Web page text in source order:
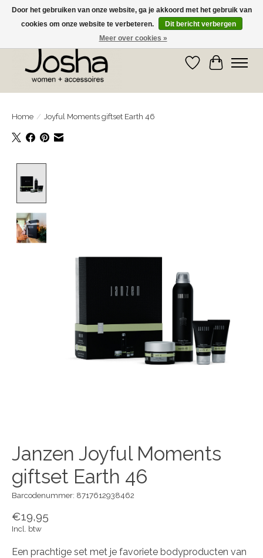
GRATIS OPHALEN IN DE WINKEL EN GRATIS VERZENDING VANAF € 75,00
Verlanglijst
Home / Joyful Moments giftset Earth 46
Janzen Joyful Moments
giftset Earth 46
Barcodenummer: 8717612938462
€19,95
Incl. btw
Een prachtige set met je favoriete bodyproducten van
Door het gebruiken van onze website, ga je akkoord met het gebruik van
cookies om onze website te verbeteren.
Dit bericht verbergen
Meer over cookies »